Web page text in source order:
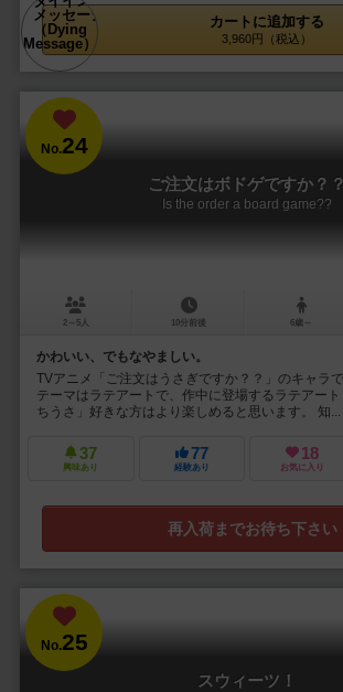
カートに追加する
3,960円（税込）
No.24
ご注文はボドゲですか？？
Is the order a board game??
2～5人 10分前後 6歳～
かわいい、でもなやましい。
TVアニメ「ご注文はうさぎですか？？」のキャラ
テーマはラテアートで、作中に登場するラテアー
ちうさ」好きな方はより楽しめると思います。 知...
37
興味あり
77
経験あり
18
お気に入り
再入荷までお待ち下さい
No.25
スウィーツ！